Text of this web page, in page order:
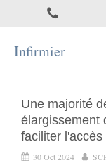
Infirmier
Une majorité
élargissement
faciliter
30 Oct 2024